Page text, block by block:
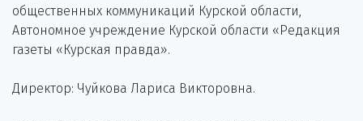
общественных коммуникаций Курской области,
Автономное учреждение Курской области «Редакция
газеты «Курская правда».
Директор: Чуйкова Лариса Викторовна.